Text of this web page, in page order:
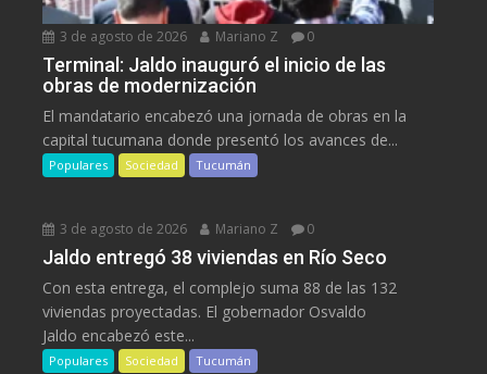
3 de agosto de 2026 Mariano Z 0
Terminal: Jaldo inauguró el inicio de las
obras de modernización
El mandatario encabezó una jornada de obras en la
capital tucumana donde presentó los avances de...
Populares Sociedad Tucumán
3 de agosto de 2026 Mariano Z 0
Jaldo entregó 38 viviendas en Río Seco
Con esta entrega, el complejo suma 88 de las 132
viviendas proyectadas. El gobernador Osvaldo
Jaldo encabezó este...
Populares Sociedad Tucumán